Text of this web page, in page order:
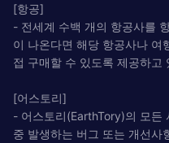
[항공]
- 전세계 수백 개의 항공사를
이 나온다면 해당 항공사나 여
접 구매할 수 있도록 제공하고
[어스토리]
- 어스토리(EarthTory)의 모든
중 발생하는 버그 또는 개선사